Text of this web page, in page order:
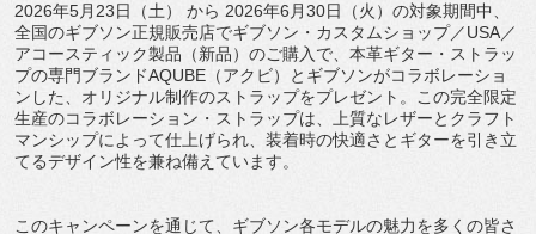
2026年5月23日（土） から 2026年6月30日（火）の対象期間中、
全国のギブソン正規販売店でギブソン・カスタムショップ／USA／
アコースティック製品（新品）のご購入で、本革ギター・ ストラッ
プの専門ブランドAQUBE（アクビ）
とギブソンがコラボレーショ
ンした、 オリジナル制作のストラップをプレゼント。
この完全限定
生産のコラボレーション・ストラップは、
上質なレザーとクラフト
マンシップによって仕上げられ、 装着時の快適さとギターを引き立
てるデザイン性を兼ね備えています。
このキャンペーンを通じて、 ギブソン各モデルの魅力を多くの皆さ